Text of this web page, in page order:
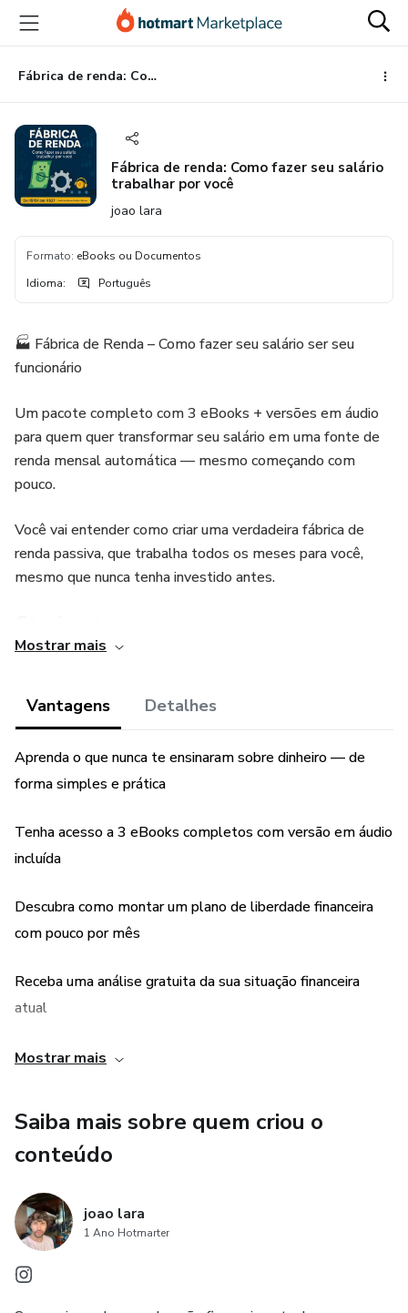
para
conteúdo
principal
para
pagamento
para
rodapé
Fábrica de renda: Como fazer seu salário trabalhar por você
Fábrica de renda: Como fazer seu salário
trabalhar por você
joao lara
Formato: eBooks ou Documentos
Idioma: Português
🏭 Fábrica de Renda – Como fazer seu salário ser seu
funcionário
Um pacote completo com 3 eBooks + versões em áudio
para quem quer transformar seu salário em uma fonte de
renda mensal automática — mesmo começando com
pouco.
Você vai entender como criar uma verdadeira fábrica de
renda passiva, que trabalha todos os meses para você,
mesmo que nunca tenha investido antes.
Ebook 3 – Primeiro Passo para a Liberdade Financeira
Versões em Áudio (escute onde quiser)
personalizada da sua situação financeira
Extra: Calculadora interativa do tempo perdido
👉 Ideal para quem está cansado de viver no aperto, quer
sair do automático e montar um plano realista para
complicação, sem economês.
Mostrar mais
Vantagens Detalhes
Aprenda o que nunca te ensinaram sobre dinheiro — de
forma simples e prática
Tenha acesso a 3 eBooks completos com versão em áudio
incluída
Descubra como montar um plano de liberdade financeira
com pouco por mês
Receba uma análise gratuita da sua situação financeira
atual
Ganhe a Mini Calculadora do Tempo Perdido™ para
Ideal para quem está começando do zero e quer sair do
aperto com clareza
Conteúdo direto, sem "economês", para aplicar mesmo
com renda baixa
Mostrar mais
Saiba mais sobre quem criou o
conteúdo
joao lara
1 Ano Hotmarter